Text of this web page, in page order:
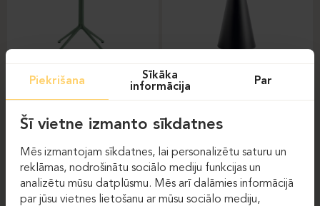
Kafijas galdiņi
PEDRALI-LAJA 5420 QUINTI-PIMPINOTTO
Piekrišana
Sīkāka
informācija
Par
Šī vietne izmanto sīkdatnes
Mēs izmantojam sīkdatnes, lai personalizētu saturu un
reklāmas, nodrošinātu sociālo mediju funkcijas un
analizētu mūsu datplūsmu. Mēs arī dalāmies informācijā
par jūsu vietnes lietošanu ar mūsu sociālo mediju,